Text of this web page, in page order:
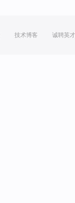
技术博客 诚聘英才